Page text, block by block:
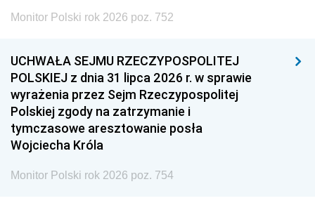
Monitor Polski rok 2026 poz. 752
UCHWAŁA SEJMU RZECZYPOSPOLITEJ
POLSKIEJ z dnia 31 lipca 2026 r. w sprawie
wyrażenia przez Sejm Rzeczypospolitej
Polskiej zgody na zatrzymanie i
tymczasowe aresztowanie posła
Wojciecha Króla
Monitor Polski rok 2026 poz. 754